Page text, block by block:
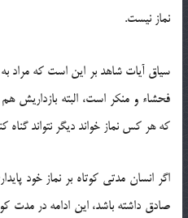
نماز نیست.
سیاق آیات شاهد بر این است كه مراد به
فحشاء و منكر است، البته بازداریش
كه هر كس نماز خواند دیگر نتواند گناه كند.
اگر انسان مدتی كوتاه بر نماز خود
صادق داشته باشد، این ادامه در مدت